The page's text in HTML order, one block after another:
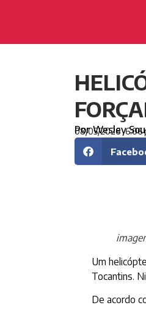
PorWesley
08/05/2026 6:06
Um
Tocantins.
De acordo